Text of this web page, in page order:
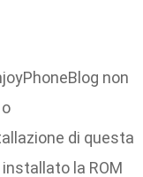
non
di questa
la ROM